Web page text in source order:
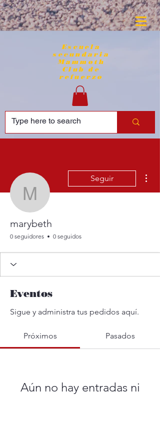
Escuela
secundaria
Mammoth
Club de
refuerzo
marybeth
Seguir
marybeth
0 seguidores 0 seguidos
Eventos
Sigue y administra tus pedidos aquí.
Próximos Pasados
Aún no hay entradas ni